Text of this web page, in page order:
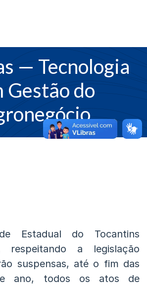
— Tecnologia
Gestão do
Estadual do Tocantins
respeitando a legislação
suspensas, até o fim das
ano, todos os atos de